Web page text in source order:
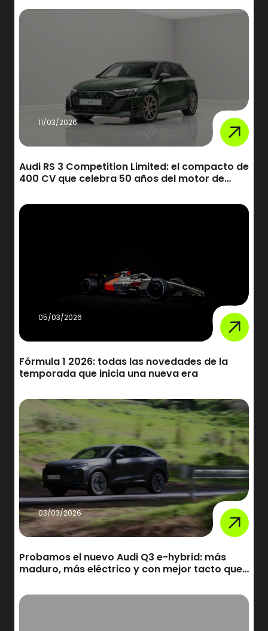
11/03/2026
Audi RS 3 Competition Limited: el compacto de
400 CV que celebra 50 años del motor de
05/03/2026
Fórmula 1 2026: todas las novedades de la
temporada que inicia una nueva era
03/03/2026
Probamos el nuevo Audi Q3 e-hybrid: más
maduro, más eléctrico y con mejor tacto que